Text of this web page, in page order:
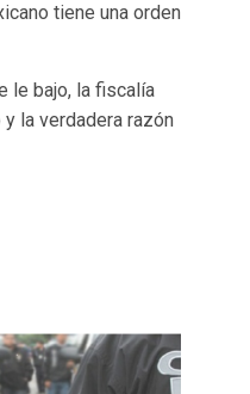
tiene una orden
le bajo, la fiscalía
la verdadera razón